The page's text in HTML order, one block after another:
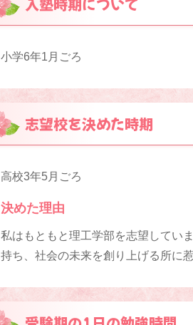
小学6年1月ごろ
志望校を決めた時期
高校3年5月ごろ
決めた理由
私はもともと理工学部を志望してい
持ち、社会の未来を創り上げる所に